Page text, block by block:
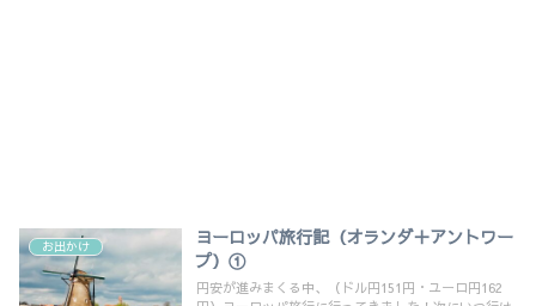
お出かけ
ヨーロッパ旅行記（オランダ＋アントワー
プ）①
円安が進みまくる中、（ドル円151円・ユーロ円162